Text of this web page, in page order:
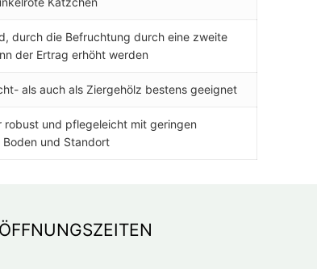
durch die Befruchtung durch eine zweite
der Ertrag erhöht werden
als auch als Ziergehölz bestens geeignet
robust und pflegeleicht mit geringen
Boden und Standort
ÖFFNUNGSZEITEN